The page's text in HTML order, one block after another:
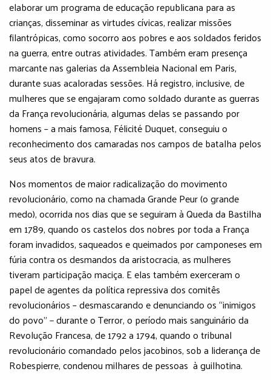
elaborar um programa de educação republicana para as
crianças, disseminar as virtudes cívicas, realizar missões
filantrópicas, como socorro aos pobres e aos soldados feridos
na guerra, entre outras atividades. Também eram presença
marcante nas galerias da Assembleia Nacional em Paris,
durante suas acaloradas sessões. Há registro, inclusive, de
mulheres que se engajaram como soldado durante as guerras
da França revolucionária, algumas delas se passando por
homens – a mais famosa, Félicité Duquet, conseguiu o
reconhecimento dos camaradas nos campos de batalha pelos
seus atos de bravura.
Nos momentos de maior radicalização do movimento
revolucionário, como na chamada Grande Peur (o grande
medo), ocorrida nos dias que se seguiram à Queda da Bastilha
em 1789, quando os castelos dos nobres por toda a França
foram invadidos, saqueados e queimados por camponeses em
fúria contra os desmandos da aristocracia, as mulheres
tiveram participação maciça. E elas também exerceram o
papel de agentes da política repressiva dos comitês
revolucionários – desmascarando e denunciando os “inimigos
do povo” − durante o Terror, o período mais sanguinário da
Revolução Francesa, de 1792 a 1794, quando o tribunal
revolucionário comandado pelos jacobinos, sob a liderança de
Robespierre, condenou milhares de pessoas à guilhotina.